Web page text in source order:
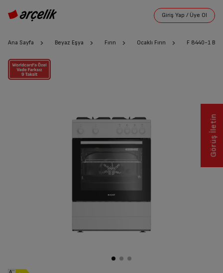
Ana Sayfa Beyaz Eşya Fırın Ocaklı Fırın F 8440-1 B
Görüş İletin